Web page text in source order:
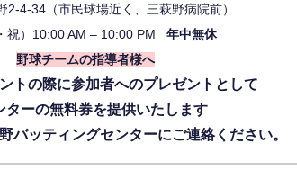
4-34（市民球場近く、三萩野病院前）
祝）10:00 AM – 10:00 PM年中無休
野球チームの指導者様へ
トの際に参加者へのプレゼントとして
ターの無料券を提供いたします
バッティングセンターにご連絡ください。